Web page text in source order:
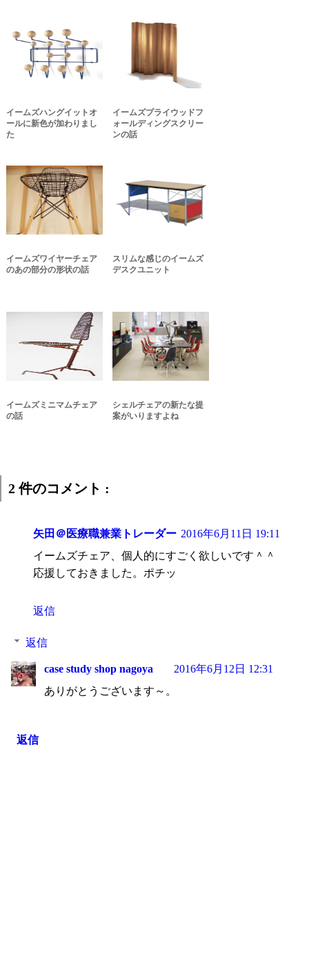
イームズハングイットオ
ールに新色が加わりまし
た
イームズプライウッドフ
ォールディングスクリー
ンの話
イームズワイヤーチェア
のあの部分の形状の話
スリムな感じのイームズ
デスクユニット
イームズミニマムチェア
の話
シェルチェアの新たな提
案がいりますよね
2 件のコメント :
矢田＠医療職兼業トレーダー 2016年6月11日 19:11
イームズチェア、個人的にすごく欲しいです＾＾
応援しておきました。ポチッ
返信
返信
case study shop nagoya
2016年6月12日 12:31
ありがとうございます～。
返信